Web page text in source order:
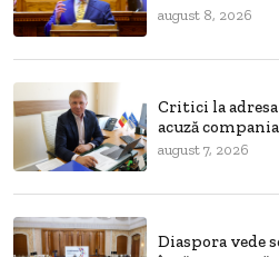
august 8, 2026
Critici la
acuză compania
august 7, 2026
Diaspora vede